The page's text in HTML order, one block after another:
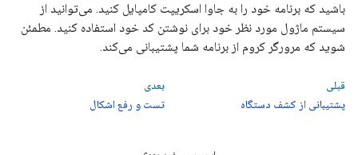
باشید که برنامه خود را به جاوا اسکریپت کامپایل کنید. می‌توانید از
سیستم ماژول مورد نظر خود برای نوشتن کد خود استفاده کنید. مطمئن
شوید که مرورگر کروم از برنامه شما پشتیبانی می‌کند.
قبلی
پشتیبانی از کشف دستگاه
بعدی
تست و رفع اشکال